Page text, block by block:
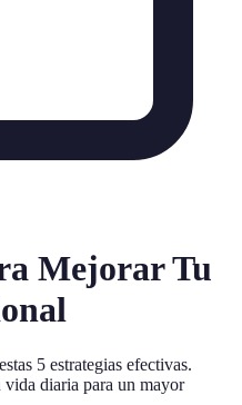
Mejorar Tu
5 estrategias efectivas.
diaria para un mayor